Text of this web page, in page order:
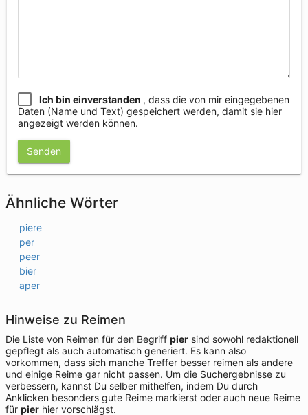
Ich bin einverstanden , dass die von mir eingegebenen
Daten (Name und Text) gespeichert werden, damit sie hier
angezeigt werden können.
Senden
Ähnliche Wörter
piere
per
peer
bier
aper
Hinweise zu Reimen
Die Liste von Reimen für den Begriff pier sind sowohl redaktionell
gepflegt als auch automatisch generiert. Es kann also
vorkommen, dass sich manche Treffer besser reimen als andere
und einige Reime gar nicht passen. Um die Suchergebnisse zu
verbessern, kannst Du selber mithelfen, indem Du durch
Anklicken besonders gute Reime markierst oder auch neue Reime
für pier hier vorschlägst.